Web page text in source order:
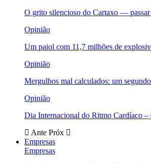
O grito silencioso do Cartaxo — passar
Opinião
Um paiol com 11,7 milhões de
Opinião
Mergulhos mal calculados: um
Opinião
Dia Internacional do Ritmo Cardíaco –
Ante Próx
Empresas
Empresas